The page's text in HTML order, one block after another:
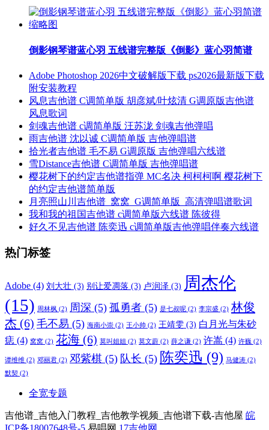
倒影钢琴谱蓝心羽 五线谱完整版《倒影》蓝心羽简谱
Adobe Photoshop 2026中文破解版下载 ps2026最新版下载
附安装教程
风息吉他谱 C调简单版 胡彦斌/叶炫清 G调原版吉他谱
风息歌词
剑魂吉他谱 c调简单版 汪苏泷 剑魂吉他弹唱
雨吉他谱 沈以诚 C调简单版 吉他弹唱谱
拾光者吉他谱 毛不易 G调原版 吉他弹唱六线谱
雪Distance吉他谱 C调简单版 吉他弹唱谱
樱花树下的约定吉他谱指弹 MC名决 柯柯柯啊 樱花树下
的约定吉他谱简单版
月亮照山川吉他谱_窝窝_G调简单版_高清弹唱谱歌词
我和我的祖国吉他谱 c调简单版六线谱 陈彼得
好久不见吉他谱 陈奕迅 c调简单版吉他弹唱伴奏六线谱
热门标签
Adobe (4) 刘大壮 (3) 别让爱凋落 (3) 卢润泽 (3) 周杰伦
(15) 周林枫 (2) 周深 (5) 孤勇者 (5) 是七叔呢 (2) 李宗盛 (2) 林俊
杰 (6) 毛不易 (5) 海南小崇 (2) 王小帅 (2) 王靖雯 (3) 白月光与朱砂
痣 (4) 窝窝 (2) 花海 (6) 莫叫姐姐 (2) 莫文蔚 (2) 薛之谦 (2) 许嵩 (4) 许巍 (2)
谭维维 (2) 邓丽君 (2) 邓紫棋 (5) 队长 (5) 陈奕迅 (9) 马健涛 (2)
默契 (2)
全宽专题
吉他谱_吉他入门教程_吉他教学视频_吉他谱下载-吉他屋 皖